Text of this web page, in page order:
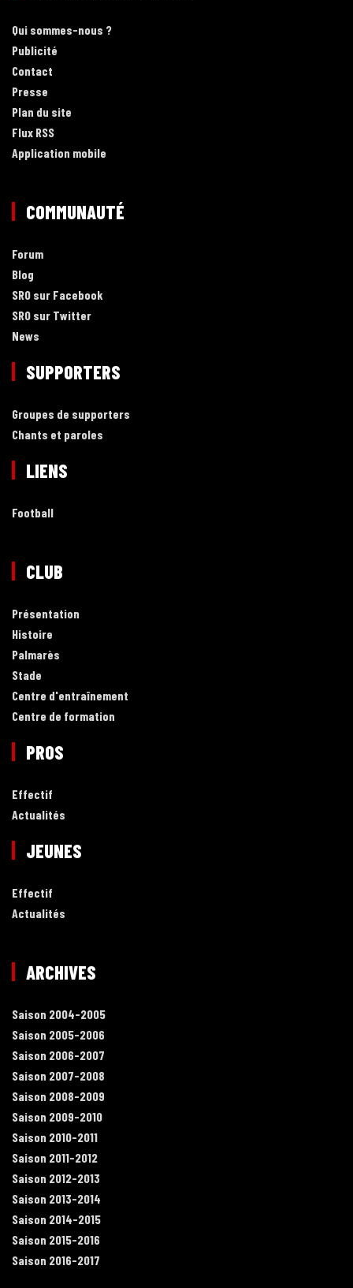
Qui sommes-nous ?
Publicité
Contact
Presse
Plan du site
Flux RSS
Application mobile
COMMUNAUTÉ
Forum
Blog
SRO sur Facebook
SRO sur Twitter
News
SUPPORTERS
Groupes de supporters
Chants et paroles
LIENS
Football
CLUB
Présentation
Histoire
Palmarès
Stade
Centre d'entraînement
Centre de formation
PROS
Effectif
Actualités
JEUNES
Effectif
Actualités
ARCHIVES
Saison 2004-2005
Saison 2005-2006
Saison 2006-2007
Saison 2007-2008
Saison 2008-2009
Saison 2009-2010
Saison 2010-2011
Saison 2011-2012
Saison 2012-2013
Saison 2013-2014
Saison 2014-2015
Saison 2015-2016
Saison 2016-2017